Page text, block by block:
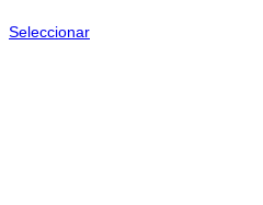
Seleccionar